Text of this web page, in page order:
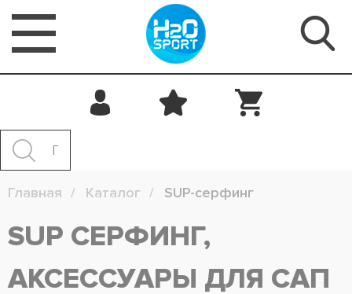
Главная Каталог SUP-серфинг
SUP СЕРФИНГ,
АКСЕССУАРЫ ДЛЯ САП